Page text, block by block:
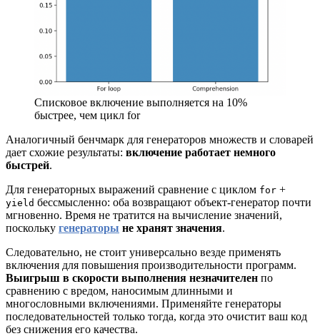
Списковое включение выполняется на 10%
быстрее, чем цикл for
Аналогичный бенчмарк для генераторов множеств и словарей
дает схожие результаты: включение работает немного
быстрей.
Для генераторных выражений сравнение с циклом for +
yield бессмысленно: оба возвращают объект-генератор почти
мгновенно. Время не тратится на вычисление значений,
поскольку генераторы не хранят значения.
Следовательно, не стоит универсально везде применять
включения для повышения производительности программ.
Выигрыш в скорости выполнения незначителен по
сравнению с вредом, наносимым длинными и
многословными включениями. Применяйте генераторы
последовательностей только тогда, когда это очистит ваш код
без снижения его качества.